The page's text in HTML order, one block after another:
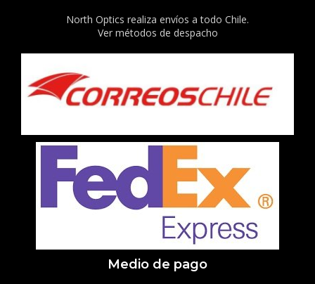
North Optics realiza envíos a todo Chile.
Ver métodos de despacho
Medio de pago